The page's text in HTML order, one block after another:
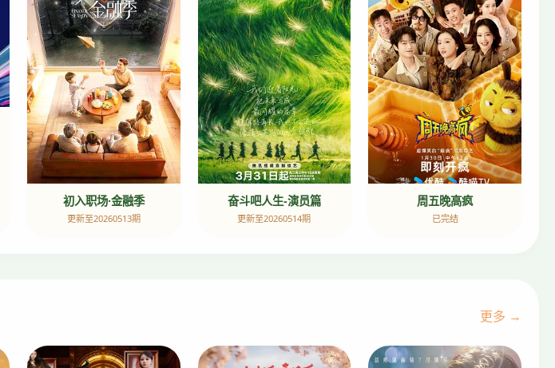
初入职场·金融季
更新至20260513期
奋斗吧人生-演员篇
更新至20260514期
周五晚高疯
已完结
更多 →